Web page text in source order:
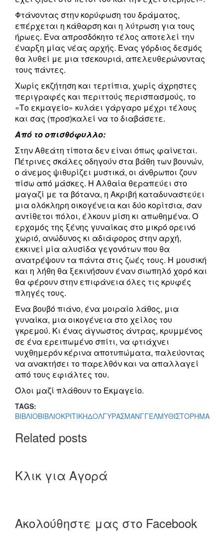
Φτάνοντας στην κορύφωση του δράματος,
επέρχεται η κάθαρση και η λύτρωση για τους
ήρωες. Ένα απροσδόκητο τέλος αποτελεί την
έναρξη μίας νέας αρχής. Ένας γόρδιος δεσμός
θα λυθεί με μια τσεκουριά, απελευθερώνοντας
τους πάντες.
Χωρίς εκζήτηση και τερτίπια, χωρίς άχρηστες
περιγραφές και περιττούς περισπασμούς, το
«Το εκμαγείο» κυλάει γάργαρο μέχρι τέλους
και σας (προσ)καλεί να το διαβάσετε.
Από το οπισθόφυλλο:
Στην Αθεάτη τίποτα δεν είναι όπως φαίνεται.
Πέτρινες σκάλες οδηγούν στα βάθη των βουνών,
ο άνεμος ψιθυρίζει μυστικά, οι άνθρωποι ζουν
πίσω από μάσκες. Η Αλθαία θεραπεύει στο
μαγαζί με τα βότανα, η Ακριβή καταδυναστεύει
μια ολόκληρη οικογένεια και δύο κορίτσια, σαν
αντίθετοι πόλοι, έλκουν μίση κι απωθημένα. Ο
ερχομός της ξένης γυναίκας στο μικρό ορεινό
χωριό, ανώδυνος κι αδιάφορος στην αρχή,
εκκινεί μία αλυσίδα γεγονότων που θα
ανατρέψουν τα πάντα στις ζωές τους. Η μουσική
και η λήθη θα ξεκινήσουν έναν σιωπηλό χορό και
θα φέρουν στην επιφάνεια όλες τις κρυφές
πληγές τους.
Ένα βουβό πιάνο, ένα μοιραίο λάθος, μια
γυναίκα, μια οικογένεια στο χείλος του
γκρεμού. Κι ένας άγνωστος άντρας, κρυμμένος
σε ένα ερειπωμένο σπίτι, να φτιάχνει
νυχθημερόν κέρινα αποτυπώματα, παλεύοντας
να ανακτήσει το παρελθόν και να απαλλαγεί
από τους εφιάλτες του.
Όλοι μαζί πλάθουν το Εκμαγείο.
TAGS:
ΒΙΒΛΙΟΒΙΒΛΙΟΚΡΙΤΙΚΗΔΟΛΓΥΡΑΣΜΑΝΓΓΕΛΜΥΘΙΣΤΟΡΗΜΑ
Related posts
Κλικ για Αγορά
Ακολούθηστε μας στο Facebook